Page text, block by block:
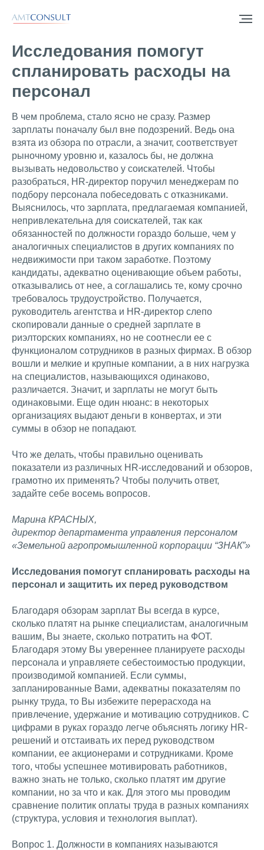
Исследования помогут
спланировать расходы на
персонал
В чем проблема, стало ясно не сразу. Размер
зарплаты поначалу был вне подозрений. Ведь она
взята из обзора по отрасли, а значит, соответствует
рыночному уровню и, казалось бы, не должна
вызывать недовольство у соискателей. Чтобы
разобраться, HR-директор поручил менеджерам по
подбору персонала побеседовать с отказниками.
Выяснилось, что зарплата, предлагаемая компанией,
непривлекательна для соискателей, так как
обязанностей по должности гораздо больше, чем у
аналогичных специалистов в других компаниях по
недвижимости при таком заработке. Поэтому
кандидаты, адекватно оценивающие объем работы,
отказывались от нее, а соглашались те, кому срочно
требовалось трудоустройство. Получается,
руководитель агентства и HR-директор слепо
скопировали данные о средней зарплате в
риэлторских компаниях, но не соотнесли ее с
функционалом сотрудников в разных фирмах. В обзор
вошли и мелкие и крупные компании, а в них нагрузка
на специалистов, называющихся одинаково,
различается. Значит, и зарплаты не могут быть
одинаковыми. Еще один нюанс: в некоторых
организациях выдают деньги в конвертах, и эти
суммы в обзор не попадают.
Что же делать, чтобы правильно оценивать
показатели из различных HR-исследований и обзоров,
грамотно их применять? Чтобы получить ответ,
задайте себе восемь вопросов.
Марина КРАСНЫХ,
директор департамента управления персоналом
«Земельной агропромышленной корпорации “ЗНАК”»
Исследования помогут спланировать расходы на
персонал и защитить их перед руководством
Благодаря обзорам зарплат Вы всегда в курсе,
сколько платят на рынке специалистам, аналогичным
вашим, Вы знаете, сколько потратить на ФОТ.
Благодаря этому Вы увереннее планируете расходы
персонала и управляете себестоимостью продукции,
производимой компанией. Если суммы,
запланированные Вами, адекватны показателям по
рынку труда, то Вы избежите перерасхода на
привлечение, удержание и мотивацию сотрудников. С
цифрами в руках гораздо легче объяснять логику HR-
решений и отстаивать их перед руководством
компании, ее акционерами и сотрудниками. Кроме
того, чтобы успешнее мотивировать работников,
важно знать не только, сколько платят им другие
компании, но за что и как. Для этого мы проводим
сравнение политик оплаты труда в разных компаниях
(структура, условия и технология выплат).
Вопрос 1. Должности в компаниях называются